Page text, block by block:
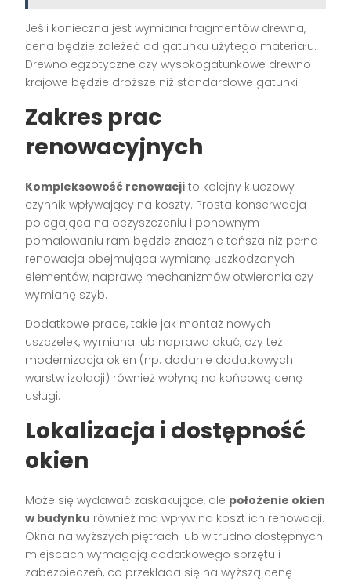
Jeśli konieczna jest wymiana fragmentów drewna,
cena będzie zależeć od gatunku użytego materiału.
Drewno egzotyczne czy wysokogatunkowe drewno
krajowe będzie droższe niż standardowe gatunki.
Zakres prac
renowacyjnych
Kompleksowość renowacji to kolejny kluczowy
czynnik wpływający na koszty. Prosta konserwacja
polegająca na oczyszczeniu i ponownym
pomalowaniu ram będzie znacznie tańsza niż pełna
renowacja obejmująca wymianę uszkodzonych
elementów, naprawę mechanizmów otwierania czy
wymianę szyb.
Dodatkowe prace, takie jak montaż nowych
uszczelek, wymiana lub naprawa okuć, czy też
modernizacja okien (np. dodanie dodatkowych
warstw izolacji) również wpłyną na końcową cenę
usługi.
Lokalizacja i dostępność
okien
Może się wydawać zaskakujące, ale położenie okien
w budynku również ma wpływ na koszt ich renowacji.
Okna na wyższych piętrach lub w trudno dostępnych
miejscach wymagają dodatkowego sprzętu i
zabezpieczeń, co przekłada się na wyższą cenę